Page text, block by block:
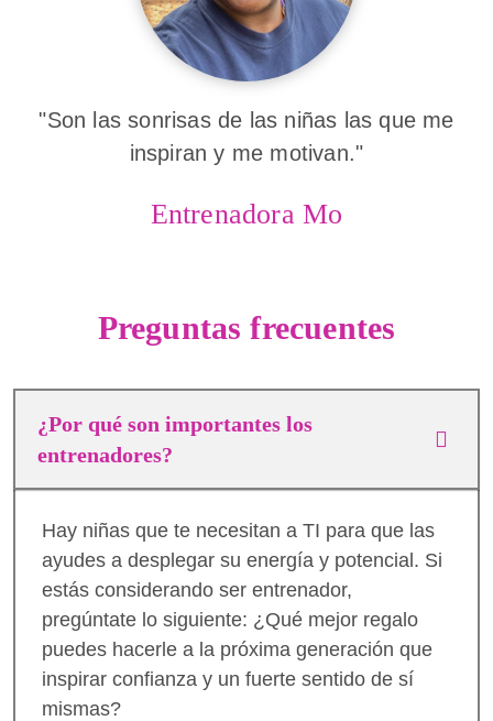
"Son las sonrisas de las niñas las que me
inspiran y me motivan."
Entrenadora Mo
Preguntas frecuentes
¿Por qué son importantes los
entrenadores?
Hay niñas que te necesitan a TI para que las
ayudes a desplegar su energía y potencial. Si
estás considerando ser entrenador,
pregúntate lo siguiente: ¿Qué mejor regalo
puedes hacerle a la próxima generación que
inspirar confianza y un fuerte sentido de sí
mismas?